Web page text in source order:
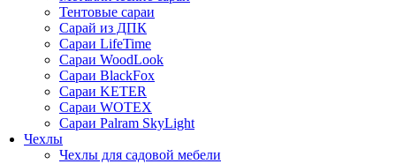
Тентовые сараи
Сарай из ДПК
Cараи LifeTime
Cараи WoodLook
Сараи BlackFox
Сараи KETER
Сараи WOTEX
Сараи Palram SkyLight
Чехлы
Чехлы для садовой мебели